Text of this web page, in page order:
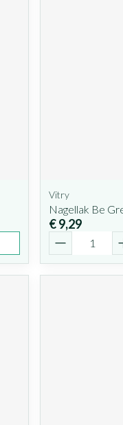
Vitry
Nagellak Be
€ 9,29